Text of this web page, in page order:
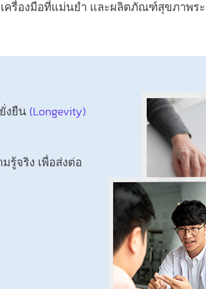
ครื่องมือที่แม่นยำ และผลิตภัณฑ์สุขภาพร
งยืน (Longevity)
รู้จริง เพื่อส่งต่อ